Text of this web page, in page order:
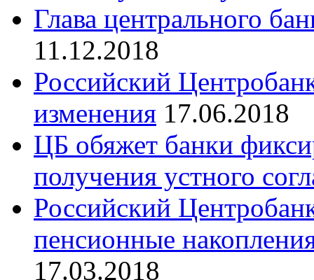
Глава центрального
11.12.2018
Российский
изменения 17.06.2018
ЦБ обяжет банки
получения устного
Российский
пенсионные
17.03.2018